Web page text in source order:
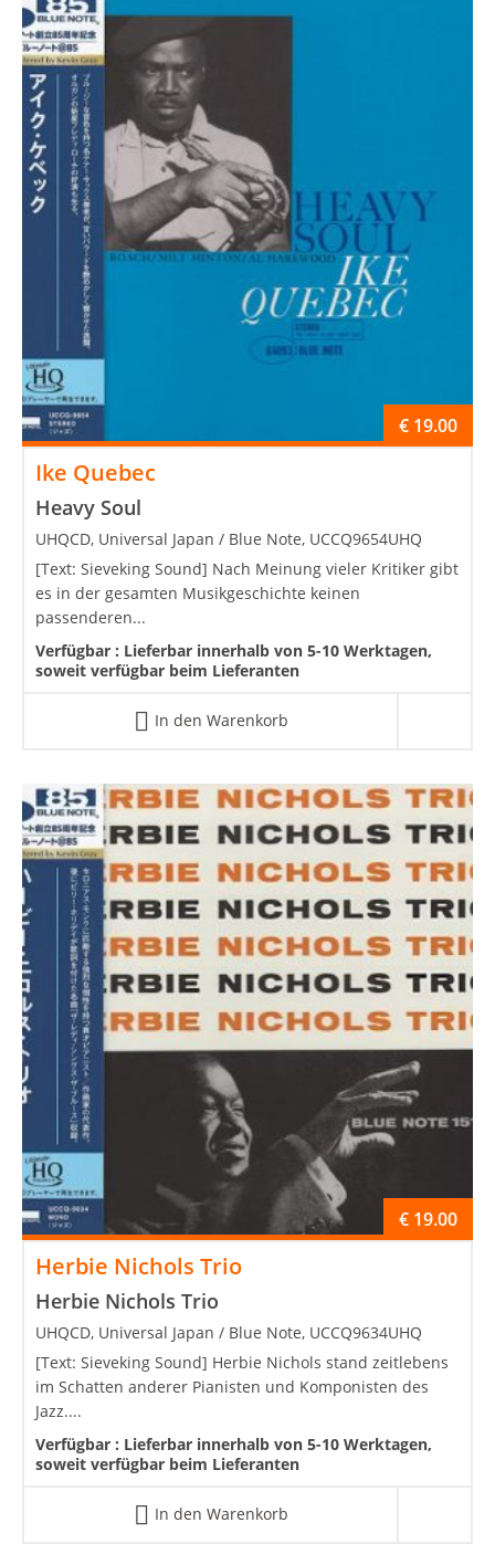
Ike Quebec
Heavy Soul
€ 19.00
UHQCD, Universal Japan / Blue Note, UCCQ9654UHQ
[Text: Sieveking Sound] Nach Meinung vieler Kritiker gibt
es in der gesamten Musikgeschichte keinen
passenderen...
Verfügbar : Lieferbar innerhalb von 5-10 Werktagen,
soweit verfügbar beim Lieferanten
In den Warenkorb
Herbie Nichols Trio
Herbie Nichols Trio
€ 19.00
UHQCD, Universal Japan / Blue Note, UCCQ9634UHQ
[Text: Sieveking Sound] Herbie Nichols stand zeitlebens
im Schatten anderer Pianisten und Komponisten des
Jazz....
Verfügbar : Lieferbar innerhalb von 5-10 Werktagen,
soweit verfügbar beim Lieferanten
In den Warenkorb